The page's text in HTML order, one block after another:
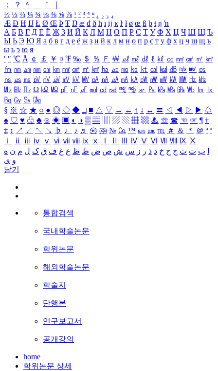
；
？ ＾ ｀
½ ⅓ ⅔ ¼ ¾ ⅛ ⅜ ⅝ ⅞ ¹ ² ³ ⁴ ⁿ ₁ ₂ ₃ ₄
Æ Ð Ħ Ĳ Ł Ø Œ Þ Ŧ Ŋ æ đ ð ħ ı ĳ ĸ ŀ ł ø œ ß þ ŧ ŋ ŉ
А Б В Г Д Е Ё Ж З И Й К Л М Н О П Р С Т У Ф Х Ц Ч Ш Щ Ъ
Ы Ь Э Ю Я а б в г д е ё ж з и й к л м н о п р с т у ф х ц ч ш щ ъ
ы ь э ю я
′ ″ ℃ Å ￠ ￡ ￥ ¤ ℉ ‰ ＄ ％ Ｆ ￦ ㎕ ㎖ ㎗ ℓ ㎘ ㏄ ㎣ ㎤ ㎥ ㎦
㎙ ㎚ ㎛ ㎜ ㎝ ㎞ ㎟ ㎠ ㎡ ㎢ ㏊ ㎍ ㎎ ㎏ ㏏ ㎈ ㎉ ㏈ ㎧ ㎨ ㎰
㎱ ㎲ ㎳ ㎴ ㎵ ㎶ ㎷ ㎸ ㎹ ㎀ ㎁ ㎂ ㎃ ㎄ ㎺ ㎻ ㎽ ㎾ ㎿ ㎐ ㎑
㎒ ㎓ ㎔ Ω ㏀ ㏁ ㎊ ㎋ ㎌ ㏖ ㏅ ㎭ ㎮ ㎯ ㏛ ㎩ ㎪ ㎫ ㎬ ㏝ ㏐
㏓
㏃ ㏉ ㏜ ㏆
§ ※ ☆ ★ ○ ● ◎ ◇ ◆ □ ■ △ ▽ → ← ↑ ↓ ↔ 〓 ◁ ◀ ▷ ▶ ♤
♠ ♡ ♥ ♧ ♣ ⊙ ◈ ▣ ◐ ◑ ▒ ▤ ▨ ▧ ▦ ▩ ♨ ☏ ☎ ☜ ☞ ¶ †
‡ ↕ ↗ ↙ ↖ ↘ ♭ ♩ ♪ ♬ ㉿ ㈜ № ㏇ ™ ㏂ ㏘ ℡ ＃ ＆ ＊ ＠ ª º
ⅰ
ⅱ ⅲ ⅳ ⅴ ⅵ ⅶ ⅷ ⅸ ⅹ Ⅳ Ⅴ Ⅵ Ⅶ Ⅷ Ⅸ Ⅹ
ب ت ث ج ح خ د ذ ر ز س ش ص ض ط ظ ع غ ف ق ک ل م ن ه
و ی
닫기
통합검색
국내학술논문
학위논문
해외학술논문
학술지
단행본
연구보고서
공개강의
home
학위논문 상세